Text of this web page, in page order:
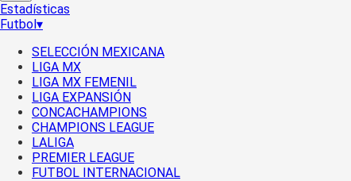
Estadísticas
Futbol▾
SELECCIÓN MEXICANA
LIGA MX
LIGA MX FEMENIL
LIGA EXPANSIÓN
CONCACHAMPIONS
CHAMPIONS LEAGUE
LALIGA
PREMIER LEAGUE
FUTBOL INTERNACIONAL